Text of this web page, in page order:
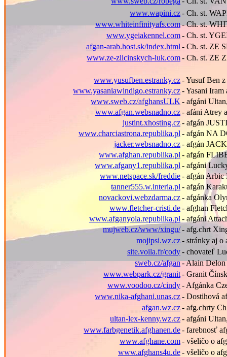
www.wapini.cz- Ch. st.
www.whiteinfinityafs.com- Ch. st.
www.ygeiakennel.com- Ch. st.
afgan-arab.host.sk/index.html - Ch. st. ZE
www.ze-zlicinskych-luk.com- Ch. st. ZE
www.yusufben.estranky.cz- Yusuf Ben
www.yasaniawindigo.estranky.cz- Yasani
www.sweb.cz/afghansULK - afgáni
www.afgan.websnadno.cz- afáni Atrey
justint.xhosting.cz- afgán
www.charciastrona.republika.pl - afgán NA
jacker.websnadno.cz- afgán
www.afghan.republika.pl - afgán
www.afgany1.republika.pl - afgáni
www.netspace.sk/freddie- afgán
tanner555.w.interia.pl - afgán
novackovi.webzdarma.cz- afgánka
www.fletcher-cristi.de- afghan
www.afganyola.republika.pl - afgáni
mujweb.cz/www/xingu/- afg.chrt
mojipsi.wz.cz- stránky aj o
site.voila.fr/cody- chovateľ
sweb.cz/afgan- Alain Delon
www.webpark.cz/granit- Granit
www.voodoo.cz/cindy- Afgánka
www.nika-afghani.unas.cz- Dostihová
afgan.wz.cz- afg.chrty
ultan-lex-kenny.wz.cz- afgáni
www.farbgenetik.afghanen.de- farebnosť
www.afghane.com- všeličo o
www.afghans4u.de- všeličo o